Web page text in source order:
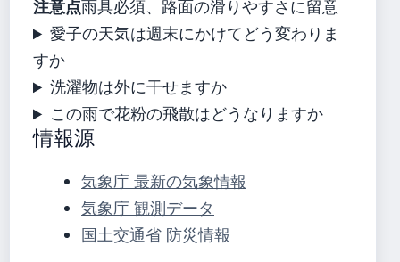
注意点雨具必須、路面の滑りやすさに留意
愛子の天気は週末にかけてどう変わりま
すか
洗濯物は外に干せますか
この雨で花粉の飛散はどうなりますか
情報源
気象庁 最新の気象情報
気象庁 観測データ
国土交通省 防災情報